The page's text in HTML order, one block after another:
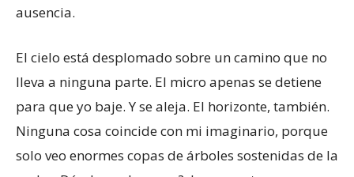
ausencia.
El cielo está desplomado sobre un camino que no
lleva a ninguna parte. El micro apenas se detiene
para que yo baje. Y se aleja. El horizonte, también.
Ninguna cosa coincide con mi imaginario, porque
solo veo enormes copas de árboles sostenidas de la